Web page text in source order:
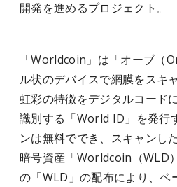
開発を進めるプロジェクト。
「Worldcoin」は「オーブ（
ル状のデバイスで網膜をスキ
虹彩の特徴をデジタルコード
識別する「World ID」を発行
ンは無料ででき、スキャンし
暗号資産「Worldcoin（WLD
の「WLD」の配布により、ベ